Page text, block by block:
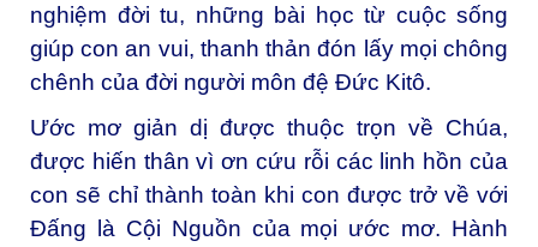
nghiệm đời tu, những bài học từ cuộc sống
giúp con an vui, thanh thản đón lấy mọi chông
chênh của đời người môn đệ Đức Kitô.
Ước mơ giản dị được thuộc trọn về Chúa,
được hiến thân vì ơn cứu rỗi các linh hồn của
con sẽ chỉ thành toàn khi con được trở về với
Đấng là Cội Nguồn của mọi ước mơ. Hành